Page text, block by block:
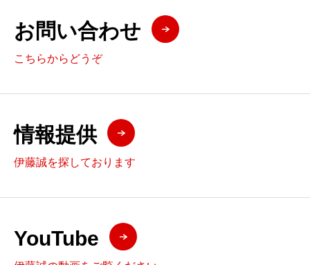
お問い合わせ
こちらからどうぞ
情報提供
伊藤誠を探しております
YouTube